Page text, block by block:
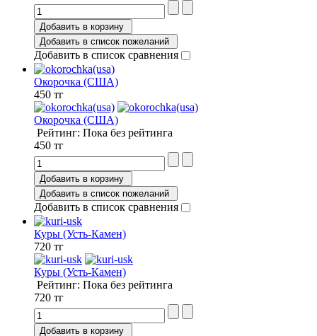
Добавить в корзину
Добавить в список пожеланий
Добавить в список сравнения
Окорочка (США)
450 тг
Окорочка (США)
Рейтинг: Пока без рейтинга
450 тг
Добавить в корзину
Добавить в список пожеланий
Добавить в список сравнения
Куры (Усть-Камен)
720 тг
Куры (Усть-Камен)
Рейтинг: Пока без рейтинга
720 тг
Добавить в корзину